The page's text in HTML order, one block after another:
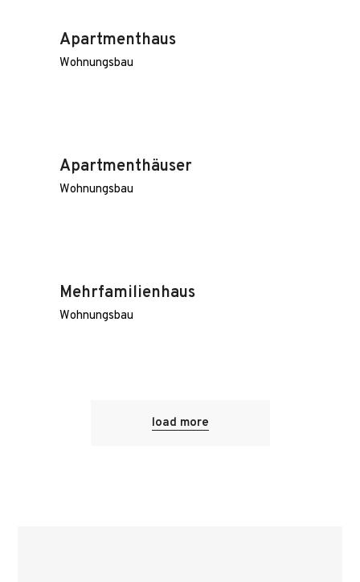
Apartmenthaus
Wohnungsbau
Apartmenthäuser
Wohnungsbau
Mehrfamilienhaus
Wohnungsbau
load more